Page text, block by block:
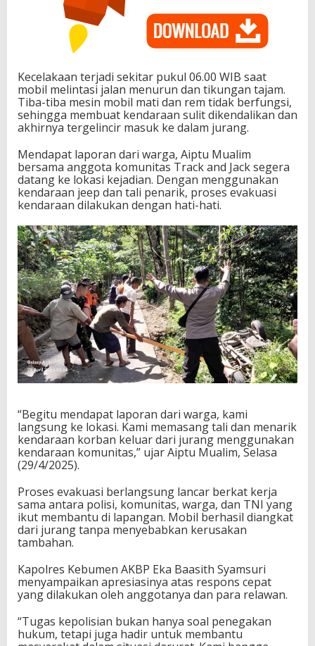
Kecelakaan terjadi sekitar pukul 06.00 WIB saat
mobil melintasi jalan menurun dan tikungan tajam.
Tiba-tiba mesin mobil mati dan rem tidak berfungsi,
sehingga membuat kendaraan sulit dikendalikan dan
akhirnya tergelincir masuk ke dalam jurang.
Mendapat laporan dari warga, Aiptu Mualim
bersama anggota komunitas Track and Jack segera
datang ke lokasi kejadian. Dengan menggunakan
kendaraan jeep dan tali penarik, proses evakuasi
kendaraan dilakukan dengan hati-hati.
“Begitu mendapat laporan dari warga, kami
langsung ke lokasi. Kami memasang tali dan menarik
kendaraan korban keluar dari jurang menggunakan
kendaraan komunitas,” ujar Aiptu Mualim, Selasa
(29/4/2025).
Proses evakuasi berlangsung lancar berkat kerja
sama antara polisi, komunitas, warga, dan TNI yang
ikut membantu di lapangan. Mobil berhasil diangkat
dari jurang tanpa menyebabkan kerusakan
tambahan.
Kapolres Kebumen AKBP Eka Baasith Syamsuri
menyampaikan apresiasinya atas respons cepat
yang dilakukan oleh anggotanya dan para relawan.
“Tugas kepolisian bukan hanya soal penegakan
hukum, tetapi juga hadir untuk membantu